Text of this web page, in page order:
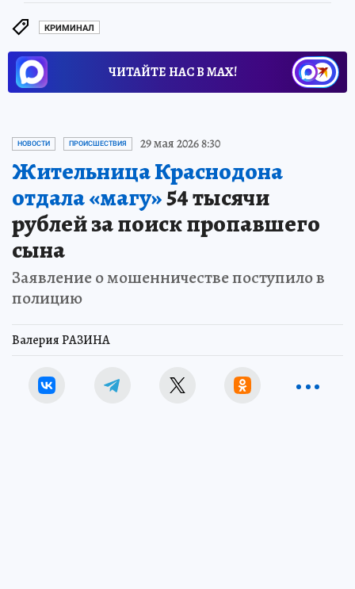
Жительница Краснодона
отдала «магу»54 тысячи
рублей за поиск пропавшего
сына
Заявление о мошенничестве поступило в
полицию